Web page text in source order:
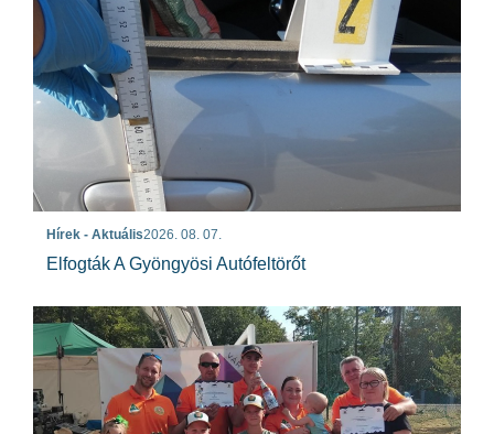
Hírek - Aktuális2026. 08. 07.
Elfogták A Gyöngyösi Autófeltörőt